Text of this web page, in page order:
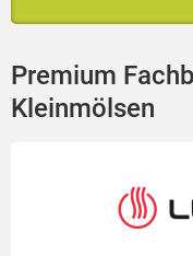
Premium
Kleinmölsen